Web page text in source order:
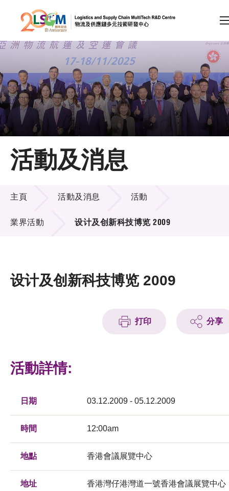
跳到內容（按回車鍵）
會員登入
A A EN 繁 简
主頁
關於LSCM
技術商品化
項目及資助計劃
活動及消息
科技分享
活動及消息
活動及消息
主頁 活動及消息 活動
業界活動 设计及创新科技博览 2009
设计及创新科技博览 2009
打印 分享
活動詳情:
日期 03.12.2009 - 05.12.2009
時間 12:00am
地點 香港會議展覽中心
地址 香港灣仔港灣道一號香港會議展覽中心